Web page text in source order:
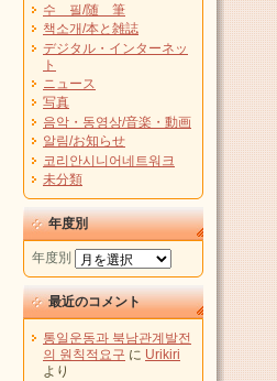
수 필/随 筆
책소개/本と雑誌
デジタル・インターネッ
ト
ニュース
写真
음악・동영상/音楽・動画
알림/お知らせ
코리안시니어네트워크
未分類
年度別
年度別
最近のコメント
통일운동과 북남관계발전
의 원칙적요구 に Urikiri
より